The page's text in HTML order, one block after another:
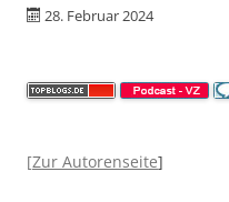
28. Februar 2024
[Zur Autorenseite]